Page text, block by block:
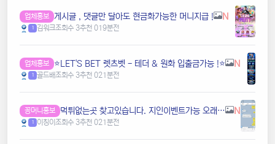
업체홍보 ️️게시글 , 댓글만 달아도 현금화가능한 머니지급 ! N
1 김워크조회수 3추천 019분전
업체홍보 ⭐️LET'S BET 렛츠벳 - 테더 & 원화 입출금가능 !⭐️ N
1 골드배조회수 3추천 021분전
꽁머니홍보 먹튀없는곳 찾고있습니다. 지인이벤트가능 오래된곳사례합니다 (담배,국밥값정도가능) N
1 이칭이 조회수 3추천 021분전